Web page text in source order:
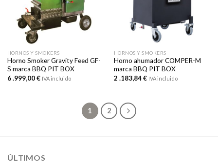
HORNOS Y SMOKERS
Horno Smoker Gravity Feed GF-
S marca BBQ PIT BOX
6 .999,00€ IVA incluido
HORNOS Y SMOKERS
Horno ahumador COMPER-M
marca BBQ PIT BOX
2 .183,84€ IVA incluido
1 2
ÚLTIMOS